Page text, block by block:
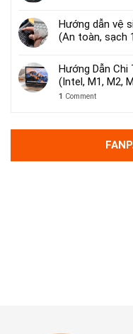
Hướng dẫn vệ
(An toàn, sạch
Hướng Dẫn Chi
(Intel, M1, M2,
1 Comment